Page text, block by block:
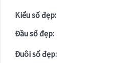
Kiểu số đẹp:
Đầu số đẹp:
Đuôi số đẹp: